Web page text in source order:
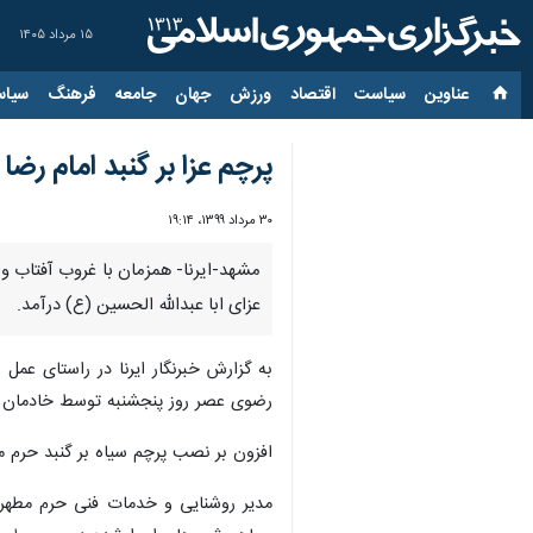
۱۵ مرداد ۱۴۰۵
عناوین‌ سیاست اقتصاد ورزش جهان جامعه فرهنگ
پرچم عزا بر گنبد امام
۳۰ مرداد ۱۳۹۹، ۱۹:۱۴